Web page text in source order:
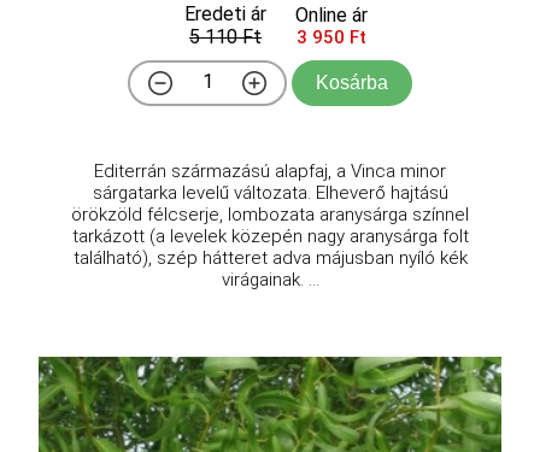
Eredeti ár
5 110 Ft
Online ár
3 950 Ft
Kosárba
Editerrán származású alapfaj, a Vinca minor
sárgatarka levelű változata. Elheverő hajtású
örökzöld félcserje, lombozata aranysárga színnel
tarkázott (a levelek közepén nagy aranysárga folt
található), szép hátteret adva májusban nyíló kék
virágainak. ...